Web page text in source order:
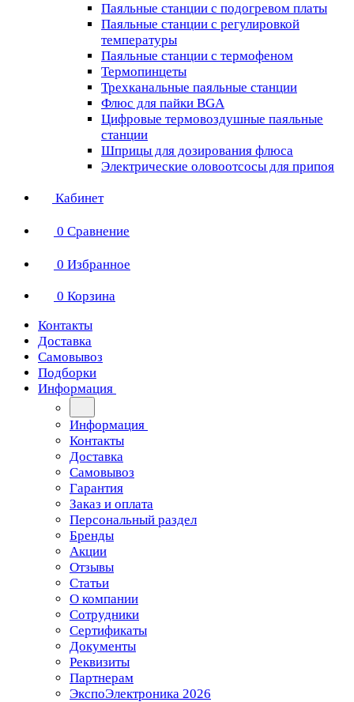
Паяльные станции с подогревом платы
Паяльные станции с регулировкой
температуры
Паяльные станции с термофеном
Термопинцеты
Трехканальные паяльные станции
Флюс для пайки BGA
Цифровые термовоздушные паяльные
станции
Шприцы для дозирования флюса
Электрические оловоотсосы для припоя
Кабинет
0 Сравнение
0 Избранное
0 Корзина
Контакты
Доставка
Самовывоз
Подборки
Информация
Информация
Контакты
Доставка
Самовывоз
Гарантия
Заказ и оплата
Персональный раздел
Бренды
Акции
Отзывы
Статьи
О компании
Сотрудники
Сертификаты
Документы
Реквизиты
Партнерам
ЭкспоЭлектроника 2026